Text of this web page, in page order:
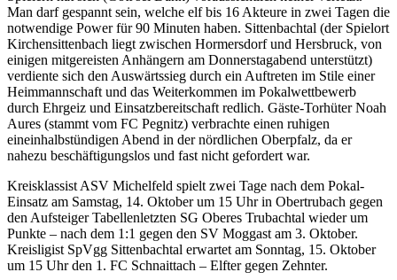
Man darf gespannt sein, welche elf bis 16 Akteure in zwei Tagen die
notwendige Power für 90 Minuten haben. Sittenbachtal (der Spielort
Kirchensittenbach liegt zwischen Hormersdorf und Hersbruck, von
einigen mitgereisten Anhängern am Donnerstagabend unterstützt)
verdiente sich den Auswärtssieg durch ein Auftreten im Stile einer
Heimmannschaft und das Weiterkommen im Pokalwettbewerb
durch Ehrgeiz und Einsatzbereitschaft redlich. Gäste-Torhüter Noah
Aures (stammt vom FC Pegnitz) verbrachte einen ruhigen
eineinhalbstündigen Abend in der nördlichen Oberpfalz, da er
nahezu beschäftigungslos und fast nicht gefordert war.
Kreisklassist ASV Michelfeld spielt zwei Tage nach dem Pokal-
Einsatz am Samstag, 14. Oktober um 15 Uhr in Obertrubach gegen
den Aufsteiger Tabellenletzten SG Oberes Trubachtal wieder um
Punkte – nach dem 1:1 gegen den SV Moggast am 3. Oktober.
Kreisligist SpVgg Sittenbachtal erwartet am Sonntag, 15. Oktober
um 15 Uhr den 1. FC Schnaittach – Elfter gegen Zehnter.